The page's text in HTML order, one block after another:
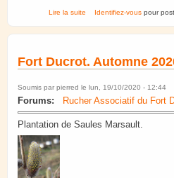
Lire la suite de Formation 2021.
Identifiez-vous pour
Fort Ducrot. Automne
Soumis par pierred le lun, 19/10/2020 - 12:44
Forums: Rucher Associatif du Fort
Plantation de Saules Marsault.